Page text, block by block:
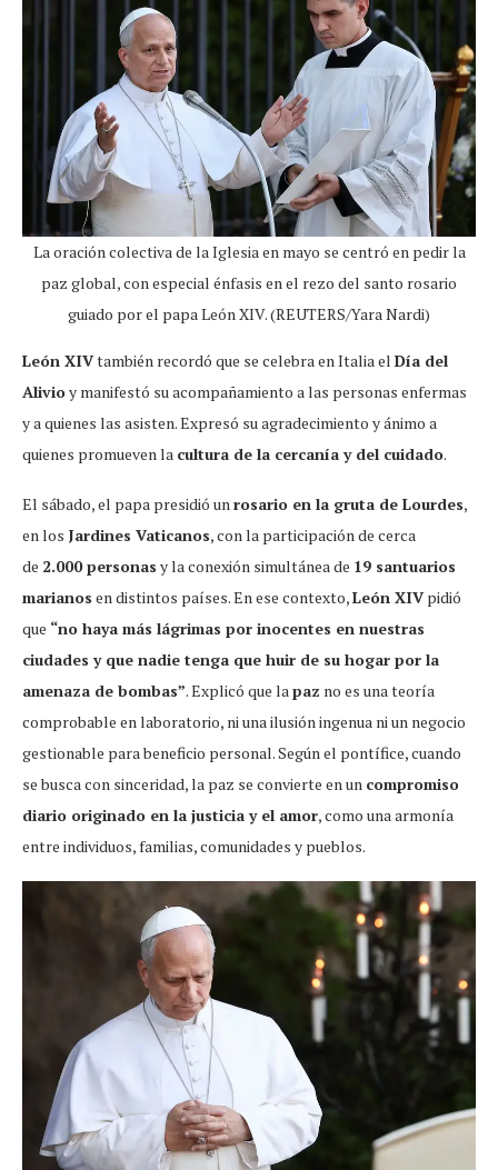
La oración colectiva de la Iglesia en mayo se centró en pedir la
paz global, con especial énfasis en el rezo del santo rosario
guiado por el papa León XIV. (REUTERS/Yara Nardi)
León XIVtambién recordó que se celebra en Italia el Día del
Alivioy manifestó su acompañamiento a las personas enfermas
y a quienes las asisten. Expresó su agradecimiento y ánimo a
quienes promueven la cultura de la cercanía y del cuidado.
El sábado, el papa presidió un rosario en la gruta de Lourdes,
en los Jardines Vaticanos, con la participación de cerca
de 2.000 personas y la conexión simultánea de 19 santuarios
marianos en distintos países. En ese contexto,León XIVpidió
que “no haya más lágrimas por inocentes en nuestras
ciudades y que nadie tenga que huir de su hogar por la
amenaza de bombas”. Explicó que la paz no es una teoría
comprobable en laboratorio, ni una ilusión ingenua ni un negocio
gestionable para beneficio personal. Según el pontífice, cuando
se busca con sinceridad, la paz se convierte en un compromiso
diario originado en la justicia y el amor, como una armonía
entre individuos, familias, comunidades y pueblos.